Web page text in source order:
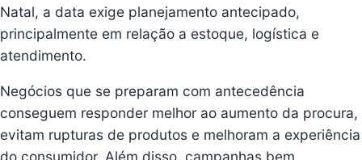
Natal, a data exige planejamento antecipado,
principalmente em relação a estoque, logística e
atendimento.
Negócios que se preparam com antecedência
conseguem responder melhor ao aumento da procura,
evitam rupturas de produtos e melhoram a experiência